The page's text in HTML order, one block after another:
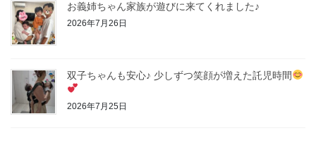
お義姉ちゃん家族が遊びに来てくれました♪
2026年7月26日
双子ちゃんも安心♪ 少しずつ笑顔が増えた託児時間
2026年7月25日